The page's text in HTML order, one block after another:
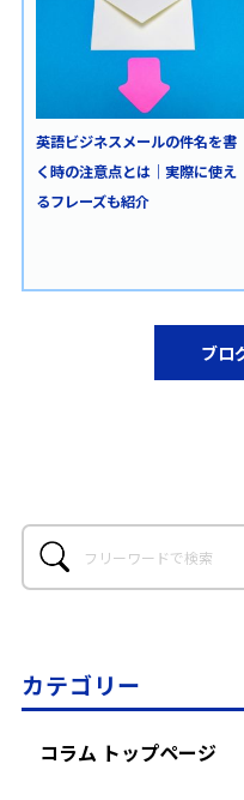
英語ビジネスメールの件名を書
く時の注意点とは｜実際に使え
るフレーズも紹介
ブロ
カテゴリー
コラム トップページ